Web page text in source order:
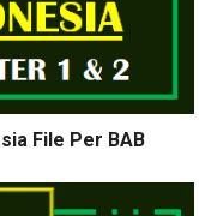
File Per BAB